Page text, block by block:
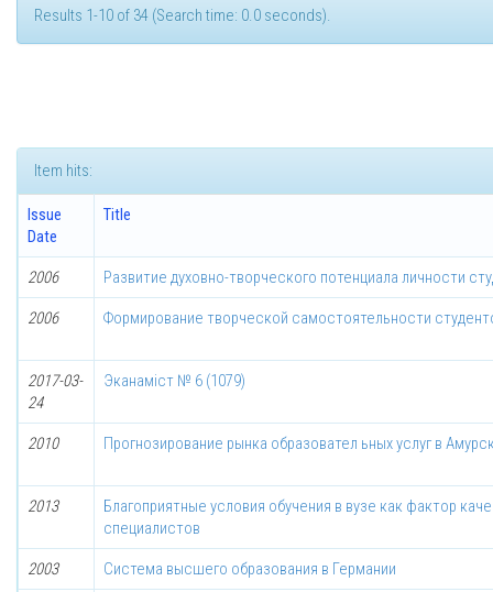
Results 1-10 of 34 (Search time: 0.0 seconds).
Item hits:
Issue
Date
Title
2006 Развитие духовно-творческого потенциала личности
2006 Формирование творческой самостоятельности
2017-03-
24
Эканаміст № 6 (1079)
2010 Прогнозирование рынка образовател ьных услуг в
2013
Благоприятные условия обучения в вузе как фактор
специалистов
2003 Система высшего образования в Германии